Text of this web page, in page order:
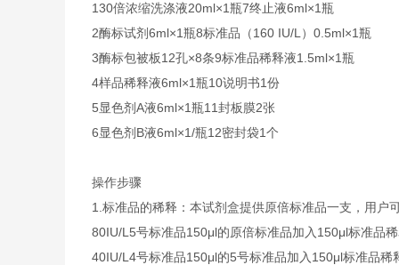
130倍浓缩洗涤液20ml×1瓶7终止液6ml×1瓶
2酶标试剂6ml×1瓶8标准品（160 IU/L） 0.5ml×1瓶
3酶标包被板12孔×8条9标准品稀释液1.5ml×1瓶
4样品稀释液6ml×1瓶10说明书1份
5显色剂A液6ml×1瓶11封板膜2张
6显色剂B液6ml×1/瓶12密封袋1个
操作步骤
1.标准品的稀释：本试剂盒提供原倍标准品一支，用户
80IU/L 5号标准品150μl的原倍标准品加入150μl标准品
40IU/L 4号标准品150μl的5号标准品加入150μl标准品稀